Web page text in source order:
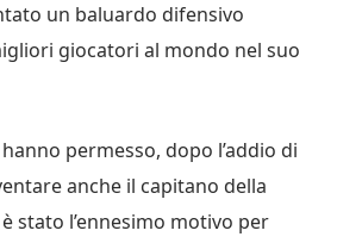
un baluardo difensivo
giocatori al mondo nel suo
permesso, dopo l’addio di
anche il capitano della
stato l’ennesimo motivo per